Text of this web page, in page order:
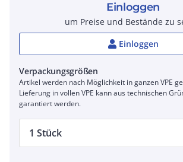
Einloggen
um Preise und Bestände zu
Einloggen
Verpackungsgrößen
Artikel werden nach Möglichkeit in ganzen VPE
Lieferung in vollen VPE kann aus technischen
garantiert werden.
1 Stück